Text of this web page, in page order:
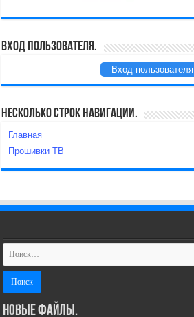
Вход пользователя.
Вход пользователя.
Несколько строк навигации.
Главная
Прошивки ТВ
Новые файлы.